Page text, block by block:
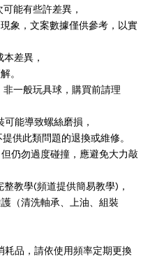
能有些許差異，
象，文案數據僅供參考，以實
差異，
。
一般玩具球，購買前請理
能導致螺絲磨損，
提供此類問題的退換或維修。
仍勿過度碰撞，應避免大力敲
教學(頻道提供簡易教學)，
（清洗軸承、上油、組裝
耗品，請依使用頻率定期更換